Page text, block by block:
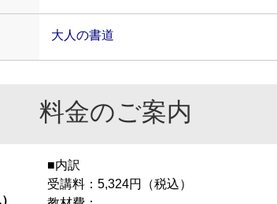
大人の書道
料金のご案内
■内訳
受講料：5,324円（税込）